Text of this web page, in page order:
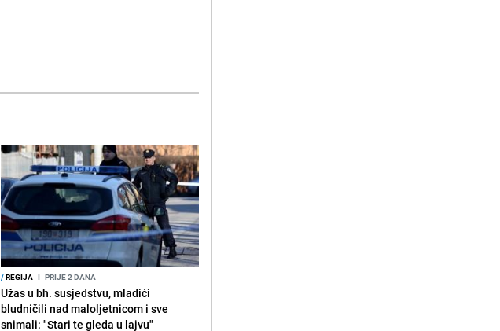
/REGIJA I PRIJE 2 DANA
Užas u bh. susjedstvu, mladići
bludničili nad maloljetnicom i sve
snimali: "Stari te gleda u lajvu"